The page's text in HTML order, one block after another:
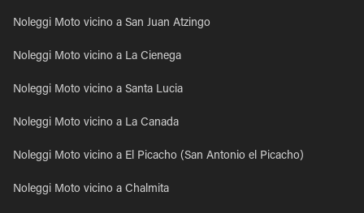
Noleggi Moto vicino a San Juan Atzingo
Noleggi Moto vicino a La Cienega
Noleggi Moto vicino a Santa Lucia
Noleggi Moto vicino a La Canada
Noleggi Moto vicino a El Picacho (San Antonio el Picacho)
Noleggi Moto vicino a Chalmita